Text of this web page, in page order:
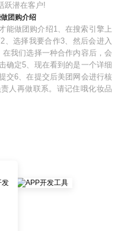
跃潜在客户!
团购介绍
能做团购介绍1、在搜索引擎上
、选择我要合作3、然后会进入
我们选择一种合作内容后，会
确定5、现在看到的是一个详细
交6、在提交后美团网会进行核
人再做联系。请记住哦化妆品